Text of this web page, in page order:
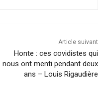
Article suivant
Honte : ces covidistes qui
nous ont menti pendant deux
ans – Louis Rigaudière